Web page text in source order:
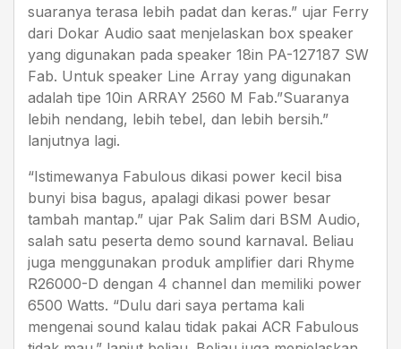
suaranya terasa lebih padat dan keras.” ujar Ferry
dari Dokar Audio saat menjelaskan box speaker
yang digunakan pada speaker 18in PA-127187 SW
Fab. Untuk speaker Line Array yang digunakan
adalah tipe 10in ARRAY 2560 M Fab.”Suaranya
lebih nendang, lebih tebel, dan lebih bersih.”
lanjutnya lagi.
“Istimewanya Fabulous dikasi power kecil bisa
bunyi bisa bagus, apalagi dikasi power besar
tambah mantap.” ujar Pak Salim dari BSM Audio,
salah satu peserta demo sound karnaval. Beliau
juga menggunakan produk amplifier dari Rhyme
R26000-D dengan 4 channel dan memiliki power
6500 Watts. “Dulu dari saya pertama kali
mengenai sound kalau tidak pakai ACR Fabulous